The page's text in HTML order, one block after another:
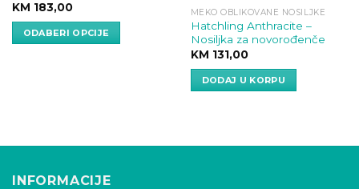
KM 183,00
ODABERI OPCIJE
be
MEKO OBLIKOVANE NOSILJKE
Hatchling Anthracite –
Nosiljka za novorođenče
KM 131,00
DODAJ U KORPU
INFORMACIJE